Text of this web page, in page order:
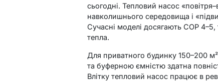
сьогодні. Тепловий насос
навколишнього середовища і
Сучасні моделі досягають COP
тепла.
Для приватного будинку 150–200
та буферною ємністю здатна
Влітку тепловий насос працює в